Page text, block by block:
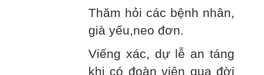
Thăm hỏi các bệnh nhân,
già yếu,neo đơn.
Viếng xác, dự lễ an táng
khi có đoàn viên qua đời